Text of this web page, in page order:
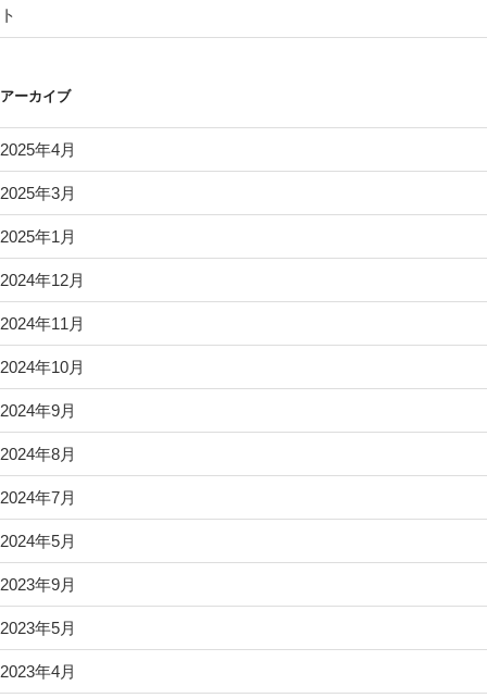
ト
アーカイブ
2025年4月
2025年3月
2025年1月
2024年12月
2024年11月
2024年10月
2024年9月
2024年8月
2024年7月
2024年5月
2023年9月
2023年5月
2023年4月